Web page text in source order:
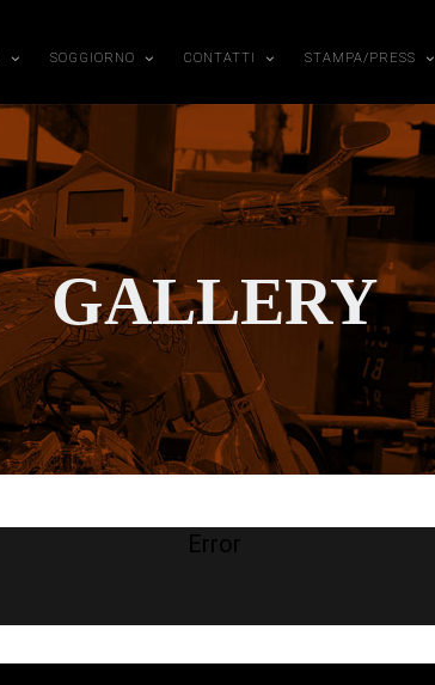
SOGGIORNO CONTATTI STAMPA/PRESS
GALLERY
Error